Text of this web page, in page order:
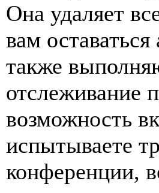
Она удаляет
вам
также
отслеживание
возможность
испытываете
конференции,